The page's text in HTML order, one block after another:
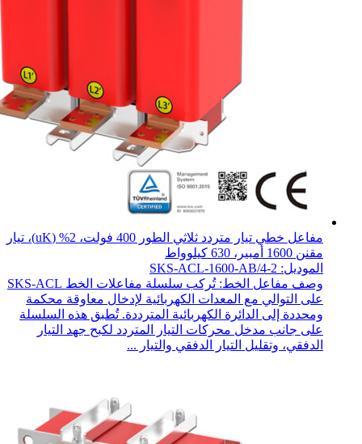
مفاعل خطي تيار متردد ثلاثي الطور 400 فولت، 2% (uK)، تيار
مقنن 1600 أمبير، 630 كيلوواط
الموديل: SKS-ACL-1600-AB/4-2
وصف مفاعل الخط: تُركب سلسلة مفاعلات الخط SKS-ACL
على التوالي مع المعدات الكهربائية لإدخال معاوقة محكمة
ومحددة إلى الدائرة الكهربائية المترددة. تُطبق هذه السلسلة
على جانب مدخل محركات التيار المتردد لكبح جهد التيار
الدفقي، وتقليل التيار الدفقي والتيار ...